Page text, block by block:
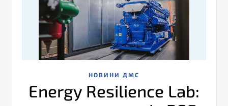
НОВИНИ ДМС
Energy Resilience Lab: